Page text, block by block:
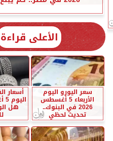
الأعلى قراءة
سعر اليورو اليوم
الأربعاء 5 أغسطس
2026 في البنوك..
تحديث لحظي
أسعار
هل